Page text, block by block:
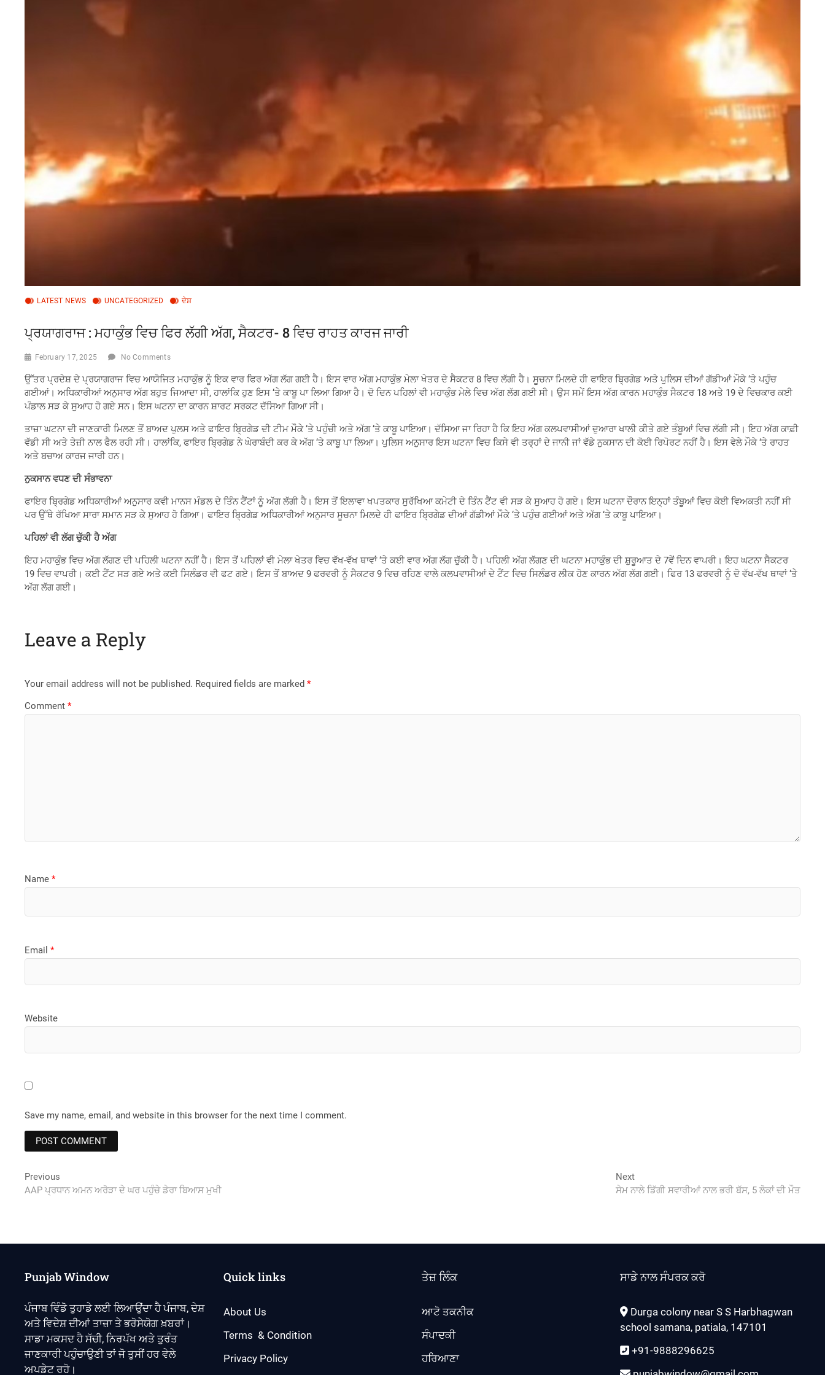
LATEST NEWS UNCATEGORIZED ਦੇਸ਼
ਪ੍ਰਯਾਗਰਾਜ : ਮਹਾਕੁੰਭ ਵਿਚ ਫਿਰ ਲੱਗੀ ਅੱਗ, ਸੈਕਟਰ- 8 ਵਿਚ ਰਾਹਤ ਕਾਰਜ ਜਾਰੀ
February 17, 2025 No Comments
ਉੱਤਰ ਪ੍ਰਦੇਸ਼ ਦੇ ਪ੍ਰਯਾਗਰਾਜ ਵਿਚ ਆਯੋਜਿਤ ਮਹਾਕੁੰਭ ​​ਨੂੰ ਇਕ ਵਾਰ ਫਿਰ ਅੱਗ ਲੱਗ ਗਈ ਹੈ। ਇਸ ਵਾਰ ਅੱਗ ਮਹਾਕੁੰਭ ​​ਮੇਲਾ ਖੇਤਰ ਦੇ ਸੈਕਟਰ 8 ਵਿਚ ਲੱਗੀ ਹੈ। ਸੂਚਨਾ ਮਿਲਦੇ ਹੀ ਫਾਇਰ ਬ੍ਰਿਗੇਡ ਅਤੇ ਪੁਲਿਸ ਦੀਆਂ ਗੱਡੀਆਂ ਮੌਕੇ ‘ਤੇ ਪਹੁੰਚ
ਗਈਆਂ। ਅਧਿਕਾਰੀਆਂ ਅਨੁਸਾਰ ਅੱਗ ਬਹੁਤ ਜਿਆਦਾ ਸੀ, ਹਾਲਾਂਕਿ ਹੁਣ ਇਸ ‘ਤੇ ਕਾਬੂ ਪਾ ਲਿਆ ਗਿਆ ਹੈ। ਦੋ ਦਿਨ ਪਹਿਲਾਂ ਵੀ ਮਹਾਕੁੰਭ ​​ਮੇਲੇ ਵਿਚ ਅੱਗ ਲੱਗ ਗਈ ਸੀ। ਉਸ ਸਮੇਂ ਇਸ ਅੱਗ ਕਾਰਨ ਮਹਾਕੁੰਭ ​​ਸੈਕਟਰ 18 ਅਤੇ 19 ਦੇ ਵਿਚਕਾਰ ਕਈ
ਪੰਡਾਲ ਸੜ ਕੇ ਸੁਆਹ ਹੋ ਗਏ ਸਨ। ਇਸ ਘਟਨਾ ਦਾ ਕਾਰਨ ਸ਼ਾਰਟ ਸਰਕਟ ਦੱਸਿਆ ਗਿਆ ਸੀ।
ਤਾਜ਼ਾ ਘਟਨਾ ਦੀ ਜਾਣਕਾਰੀ ਮਿਲਣ ਤੋਂ ਬਾਅਦ ਪੁਲਸ ਅਤੇ ਫਾਇਰ ਬ੍ਰਿਗੇਡ ਦੀ ਟੀਮ ਮੌਕੇ ‘ਤੇ ਪਹੁੰਚੀ ਅਤੇ ਅੱਗ ‘ਤੇ ਕਾਬੂ ਪਾਇਆ। ਦੱਸਿਆ ਜਾ ਰਿਹਾ ਹੈ ਕਿ ਇਹ ਅੱਗ ਕਲਪਵਾਸੀਆਂ ਦੁਆਰਾ ਖਾਲੀ ਕੀਤੇ ਗਏ ਤੰਬੂਆਂ ਵਿਚ ਲੱਗੀ ਸੀ। ਇਹ ਅੱਗ ਕਾਫ਼ੀ
ਵੱਡੀ ਸੀ ਅਤੇ ਤੇਜ਼ੀ ਨਾਲ ਫੈਲ ਰਹੀ ਸੀ। ਹਾਲਾਂਕਿ, ਫਾਇਰ ਬ੍ਰਿਗੇਡ ਨੇ ਘੇਰਾਬੰਦੀ ਕਰ ਕੇ ਅੱਗ ‘ਤੇ ਕਾਬੂ ਪਾ ਲਿਆ। ਪੁਲਿਸ ਅਨੁਸਾਰ ਇਸ ਘਟਨਾ ਵਿਚ ਕਿਸੇ ਵੀ ਤਰ੍ਹਾਂ ਦੇ ਜਾਨੀ ਜਾਂ ਵੱਡੇ ਨੁਕਸਾਨ ਦੀ ਕੋਈ ਰਿਪੋਰਟ ਨਹੀਂ ਹੈ। ਇਸ ਵੇਲੇ ਮੌਕੇ ‘ਤੇ ਰਾਹਤ
ਅਤੇ ਬਚਾਅ ਕਾਰਜ ਜਾਰੀ ਹਨ।
ਨੁਕਸਾਨ ਵਧਣ ਦੀ ਸੰਭਾਵਨਾ
ਫਾਇਰ ਬ੍ਰਿਗੇਡ ਅਧਿਕਾਰੀਆਂ ਅਨੁਸਾਰ ਕਵੀ ਮਾਨਸ ਮੰਡਲ ਦੇ ਤਿੰਨ ਟੈਂਟਾਂ ਨੂੰ ਅੱਗ ਲੱਗੀ ਹੈ। ਇਸ ਤੋਂ ਇਲਾਵਾ ਖਪਤਕਾਰ ਸੁਰੱਖਿਆ ਕਮੇਟੀ ਦੇ ਤਿੰਨ ਟੈਂਟ ਵੀ ਸੜ ਕੇ ਸੁਆਹ ਹੋ ਗਏ। ਇਸ ਘਟਨਾ ਦੌਰਾਨ ਇਨ੍ਹਾਂ ਤੰਬੂਆਂ ਵਿਚ ਕੋਈ ਵਿਅਕਤੀ ਨਹੀਂ ਸੀ
ਪਰ ਉੱਥੇ ਰੱਖਿਆ ਸਾਰਾ ਸਮਾਨ ਸੜ ਕੇ ਸੁਆਹ ਹੋ ਗਿਆ। ਫਾਇਰ ਬ੍ਰਿਗੇਡ ਅਧਿਕਾਰੀਆਂ ਅਨੁਸਾਰ ਸੂਚਨਾ ਮਿਲਦੇ ਹੀ ਫਾਇਰ ਬ੍ਰਿਗੇਡ ਦੀਆਂ ਗੱਡੀਆਂ ਮੌਕੇ ‘ਤੇ ਪਹੁੰਚ ਗਈਆਂ ਅਤੇ ਅੱਗ ‘ਤੇ ਕਾਬੂ ਪਾਇਆ।
ਪਹਿਲਾਂ ਵੀ ਲੱਗ ਚੁੱਕੀ ਹੈ ਅੱਗ
ਇਹ ਮਹਾਕੁੰਭ ​​ਵਿਚ ਅੱਗ ਲੱਗਣ ਦੀ ਪਹਿਲੀ ਘਟਨਾ ਨਹੀਂ ਹੈ। ਇਸ ਤੋਂ ਪਹਿਲਾਂ ਵੀ ਮੇਲਾ ਖੇਤਰ ਵਿਚ ਵੱਖ-ਵੱਖ ਥਾਵਾਂ ‘ਤੇ ਕਈ ਵਾਰ ਅੱਗ ਲੱਗ ਚੁੱਕੀ ਹੈ। ਪਹਿਲੀ ਅੱਗ ਲੱਗਣ ਦੀ ਘਟਨਾ ਮਹਾਕੁੰਭ ​​ਦੀ ਸ਼ੁਰੂਆਤ ਦੇ 7ਵੇਂ ਦਿਨ ਵਾਪਰੀ। ਇਹ ਘਟਨਾ ਸੈਕਟਰ
19 ਵਿਚ ਵਾਪਰੀ। ਕਈ ਟੈਂਟ ਸੜ ਗਏ ਅਤੇ ਕਈ ਸਿਲੰਡਰ ਵੀ ਫਟ ਗਏ। ਇਸ ਤੋਂ ਬਾਅਦ 9 ਫਰਵਰੀ ਨੂੰ ਸੈਕਟਰ 9 ਵਿਚ ਰਹਿਣ ਵਾਲੇ ਕਲਪਵਾਸੀਆਂ ਦੇ ਟੈਂਟ ਵਿਚ ਸਿਲੰਡਰ ਲੀਕ ਹੋਣ ਕਾਰਨ ਅੱਗ ਲੱਗ ਗਈ। ਫਿਰ 13 ਫਰਵਰੀ ਨੂੰ ਦੋ ਵੱਖ-ਵੱਖ ਥਾਵਾਂ ‘ਤੇ
ਅੱਗ ਲੱਗ ਗਈ।
Leave a Reply
Your email address will not be published. Required fields are marked*
Comment*
Name*
Email*
Website
Save my name, email, and website in this browser for the next time I comment.
Post
navigation
Previous
post:
AAP ਪ੍ਰਧਾਨ ਅਮਨ ਅਰੋੜਾ ਦੇ ਘਰ ਪਹੁੰਚੇ ਡੇਰਾ ਬਿਆਸ ਮੁਖੀ
NextNext
post:
ਸੇਮ ਨਾਲੇ ਡਿੱਗੀ ਸਵਾਰੀਆਂ ਨਾਲ ਭਰੀ ਬੱਸ, 5 ਲੋਕਾਂ ਦੀ ਮੌਤ
Punjab Window
ਪੰਜਾਬ ਵਿੰਡੋ ਤੁਹਾਡੇ ਲਈ ਲਿਆਉਂਦਾ ਹੈ ਪੰਜਾਬ, ਦੇਸ਼
ਅਤੇ ਵਿਦੇਸ਼ ਦੀਆਂ ਤਾਜ਼ਾ ਤੇ ਭਰੋਸੇਯੋਗ ਖ਼ਬਰਾਂ।
ਸਾਡਾ ਮਕਸਦ ਹੈ ਸੱਚੀ, ਨਿਰਪੱਖ ਅਤੇ ਤੁਰੰਤ
ਜਾਣਕਾਰੀ ਪਹੁੰਚਾਉਣੀ ਤਾਂ ਜੋ ਤੁਸੀਂ ਹਰ ਵੇਲੇ
ਅਪਡੇਟ ਰਹੋ।
Quick links
About Us
Terms & Condition
Privacy Policy
ਤੇਜ਼ ਲਿੰਕ
ਆਟੋ ਤਕਨੀਕ
ਸੰਪਾਦਕੀ
ਹਰਿਆਣਾ
ਸਾਡੇ ਨਾਲ ਸੰਪਰਕ ਕਰੋ
Durga colony near S S Harbhagwan
school samana, patiala, 147101
+91-9888296625